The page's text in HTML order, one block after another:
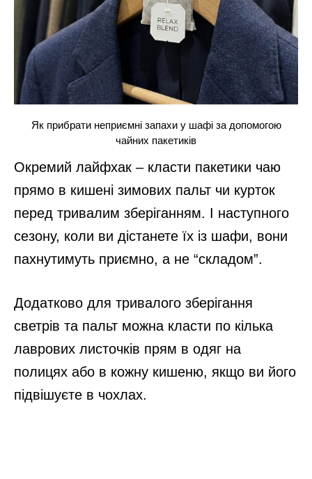
Як прибрати неприємні запахи у шафі за допомогою
чайних пакетиків
Окремий лайфхак – класти пакетики чаю
прямо в кишені зимових пальт чи курток
перед тривалим зберіганням. І наступного
сезону, коли ви дістанете їх із шафи, вони
пахнутимуть приємно, а не “складом”.
Додатково для тривалого зберігання
светрів та пальт можна класти по кілька
лаврових листочків прям в одяг на
полицях або в кожну кишеню, якщо ви його
підвішуєте в чохлах.